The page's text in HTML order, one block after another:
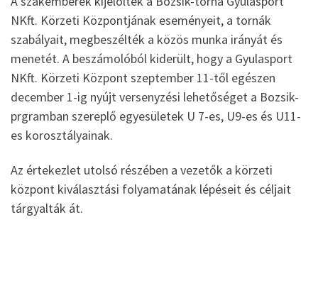
NKft. Körzeti Központjának eseményeit, a tornák
szabályait, megbeszélték a közös munka irányát és
menetét. A beszámolóból kiderült, hogy a Gyulasport
NKft. Körzeti Központ szeptember 11-től egészen
december 1-ig nyújt versenyzési lehetőséget a Bozsik-
prgramban szereplő egyesületek U 7-es, U9-es és U11-
es korosztályainak.
Az értekezlet utolsó részében a vezetők a körzeti
központ kiválasztási folyamatának lépéseit és céljait
tárgyalták át.